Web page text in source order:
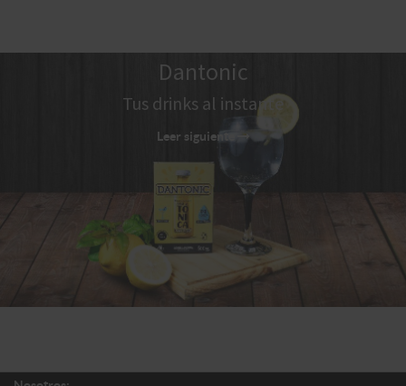
Dantonic
Tus drinks al instante
Leer siguiente